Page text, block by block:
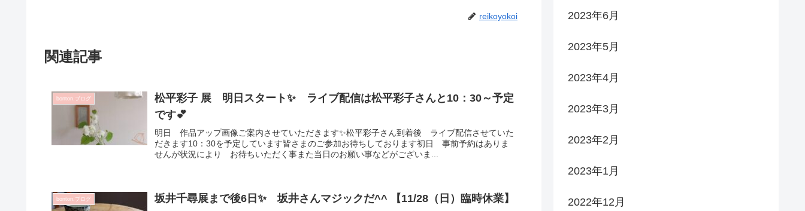
reikoyokoi
関連記事
bonton.ブログ
松平彩子 展 明日スタート✨ ライブ配信は松平彩子さんと10：30～予定
です💕
明日 作品アップ画像ご案内させていただきます✨松平彩子さん到着後 ライブ配信させていた
だきます10：30を予定しています皆さまのご参加お待ちしております初日 事前予約はありま
せんが状況により お待ちいただく事また当日のお願い事などがございま...
bonton.ブログ 坂井千尋展まで後6日✨ 坂井さんマジックだ^^ 【11/28（日）臨時休業】
2023年6月
2023年5月
2023年4月
2023年3月
2023年2月
2023年1月
2022年12月